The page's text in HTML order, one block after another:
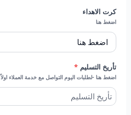
كرت الاهداء
اضغط هنا
تأريخ التسليم *
اضغط هنا -لطلبات اليوم التواصل مع خدمة العملاء اولاً